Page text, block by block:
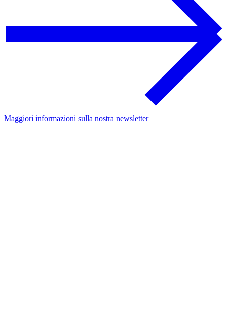
Maggiori informazioni sulla nostra newsletter